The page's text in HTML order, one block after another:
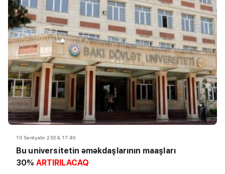
10 Sentyabr 2024, 17:40
Bu universitetin əməkdaşlarının maaşları
30% ARTIRILACAQ